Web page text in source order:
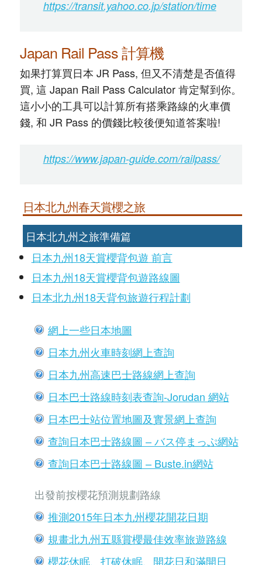
https://transit.yahoo.co.jp/station/time
Japan Rail Pass 計算機
如果打算買日本 JR Pass, 但又不清楚是否值得
買, 這 Japan Rail Pass Calculator 肯定幫到你。
這小小的工具可以計算所有搭乘路線的火車價
錢, 和 JR Pass 的價錢比較後便知道答案啦!
https://www.japan-guide.com/railpass/
日本北九州春天賞櫻之旅
日本北九州之旅準備篇
日本九州18天賞櫻背包遊 前言
日本九州18天賞櫻背包遊路線圖
日本北九州18天背包旅遊行程計劃
網上一些日本地圖
日本九州火車時刻網上查詢
日本九州高速巴士路線網上查詢
日本巴士路線時刻表查詢-Jorudan 網站
日本巴士站位置地圖及實景網上查詢
查詢日本巴士路線圖 – バス停まっぷ網站
查詢日本巴士路線圖 – Buste.in網站
出發前按櫻花預測規劃路線
推測2015年日本九州櫻花開花日期
規畫北九州五縣賞櫻最佳效率旅遊路線
櫻花休眠、打破休眠、開花日和滿開日